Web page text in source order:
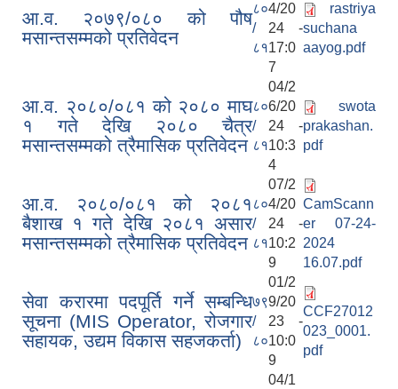
आ.व. २०७९/०८० को पौष
मसान्तसम्मको प्रतिवेदन
८०
/
८१
4/20
24 -
17:0
7
rastriya
suchana
aayog.pdf
आ.व. २०८०/०८१ को २०८० माघ
१ गते देखि २०८० चैत्र
मसान्तसम्मको त्रैमासिक प्रतिवेदन
८०
/
८१
04/2
6/20
24 -
10:3
4
swota
prakashan.
pdf
आ.व. २०८०/०८१ को २०८१
बैशाख १ गते देखि २०८१ असार
मसान्तसम्मको त्रैमासिक प्रतिवेदन
८०
/
८१
07/2
4/20
24 -
10:2
9
CamScann
er 07-24-
2024
16.07.pdf
सेवा करारमा पदपूर्ति गर्ने सम्बन्धि
सूचना (MIS Operator, रोजगार
सहायक, उद्यम विकास सहजकर्ता)
७९
/
८०
01/2
9/20
23 -
10:0
9
CCF27012
023_0001.
pdf
04/1